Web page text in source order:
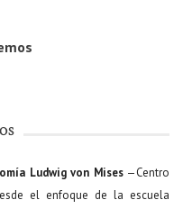
Ludwig von Mises—Centro
el enfoque de la escuela